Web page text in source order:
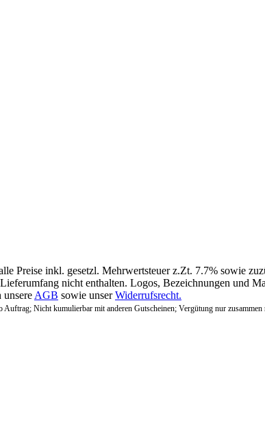
Preise inkl. gesetzl. Mehrwertsteuer z.Zt. 7.7% sowie
nicht enthalten. Logos, Bezeichnungen und
AGB sowie unserWiderrufsrecht.
Nicht kumulierbar mit anderen Gutscheinen; Vergütung nur